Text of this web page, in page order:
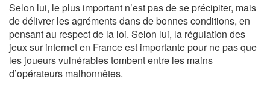
Selon lui, le plus important n’est pas de se précipiter, mais
de délivrer les agréments dans de bonnes conditions, en
pensant au respect de la loi. Selon lui, la régulation des
jeux sur internet en France est importante pour ne pas que
les joueurs vulnérables tombent entre les mains
d’opérateurs malhonnêtes.